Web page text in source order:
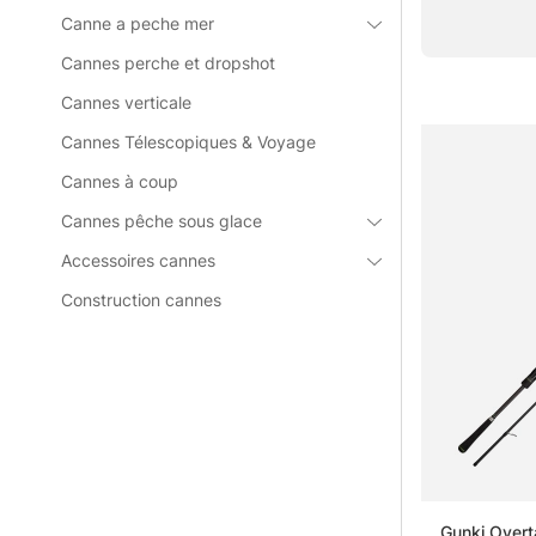
Canne a peche mer
Cannes perche et dropshot
Cannes verticale
Cannes Télescopiques & Voyage
Cannes à coup
Cannes pêche sous glace
Accessoires cannes
Construction cannes
canne trop
Qu’est-
Qu’est-
Qu’est-
Gunki